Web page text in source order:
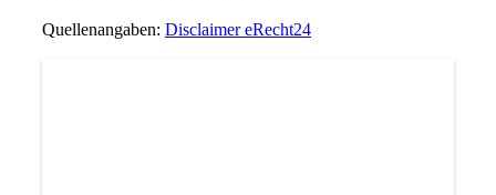
Quellenangaben: Disclaimer eRecht24